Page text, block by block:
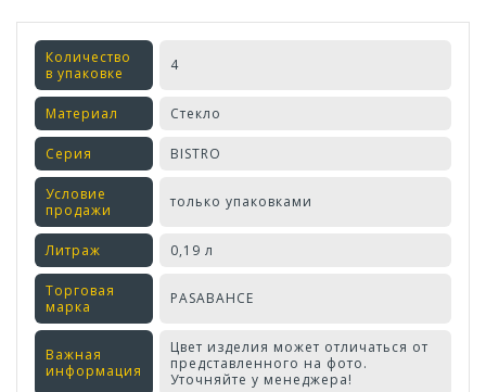
Количество
в упаковке
4
Материал Стекло
Серия BISTRO
Условие
продажи
только упаковками
Литраж 0,19 л
Торговая
марка
PASABAHCE
Важная
информация
Цвет изделия может отличаться от
представленного на фото.
Уточняйте у менеджера!